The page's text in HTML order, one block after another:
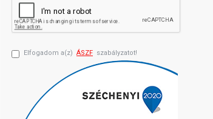
Elfogadom a(z) ÁSZF szabályzatot!